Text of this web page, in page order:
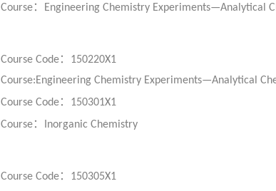
Course： Engineering Chemistry Experiments—Analytical
Course Code：
150220X1
Course:Engineering Chemistry Experiments—Analytical
Course Code：
150301X1
Course： Inorganic Chemistry
Course Code：
150305X1